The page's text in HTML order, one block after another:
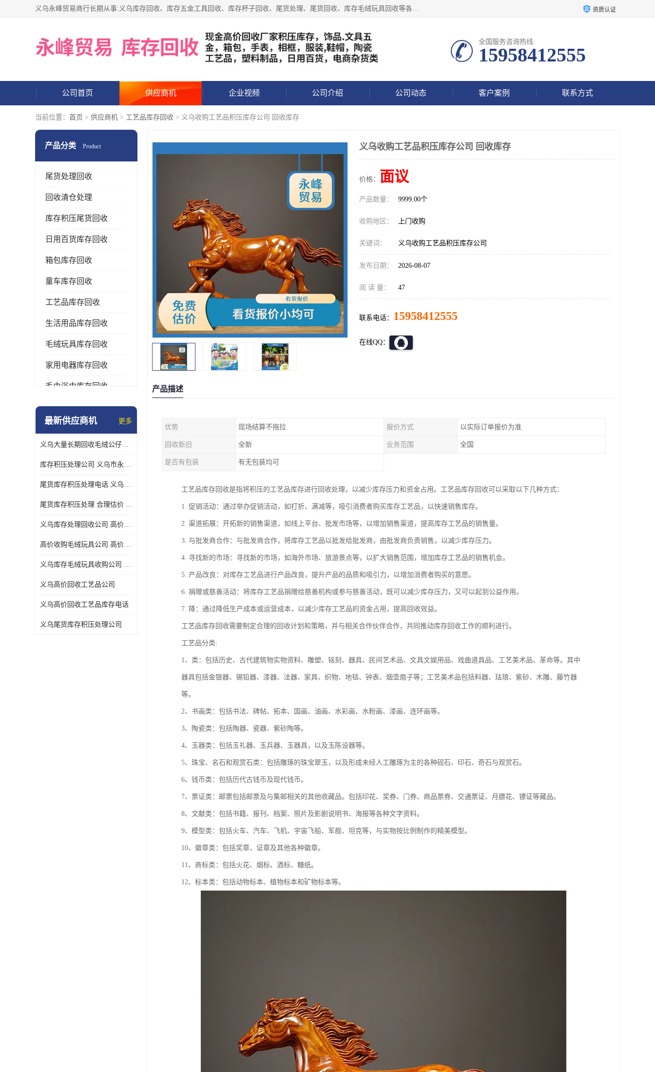
义乌永峰贸易商行长期从事:义乌库存回收、库存五金工具回收、库存杯子回收、尾货处理、尾货回收、库存毛绒玩具回收等各类产品库存回收，我们一直秉承：“，专业收购，价格从优，互惠互利，现金交易，价格公道”七大原则。欢迎有库存处理的老板来电洽谈! 资质认证
全国服务咨询热线:
15958412555
公司首页 供应商机 企业视频 公司介绍 公司动态 客户案例 联系方式
当前位置： 首页 > 供应商机 > 工艺品库存回收 > 义乌收购工艺品积压库存公司 回收库存
产品分类 Product
尾货处理回收
回收清仓处理
库存积压尾货回收
日用百货库存回收
箱包库存回收
童车库存回收
工艺品库存回收
生活用品库存回收
毛绒玩具库存回收
家用电器库存回收
毛巾浴巾库存回收
水杯保温杯库存回收
五金工具库存回收
库存厨具回收
最新供应商机 更多
义乌大量长期回收毛绒公仔公司 高价回收库存积压 高价回收 欢迎电话咨询
库存积压处理公司 义乌市永峰贸易商行
尾货库存积压处理电话 义乌市永峰贸易商行
尾货库存积压处理 合理估价 量大量小均可
义乌库存处理回收公司 高价回收库存积压 大量尾货回收
高价收购毛绒玩具公司 高价回收库存积压 回收库存 二手勿扰
义乌库存毛绒玩具收购公司 高价回收库存积压 义乌市永峰贸易商行
义乌高价回收工艺品公司
义乌高价回收工艺品库存电话
义乌尾货库存积压处理公司
义乌收购工艺品积压库存公司 回收库存
价格： 面议
产品数量： 9999.00个
收购地区： 上门收购
关键词： 义乌收购工艺品积压库存公司
发布日期： 2026-08-07
阅 读 量： 47
联系电话： 15958412555
在线QQ：
产品描述
优势 现场结算不拖拉 报价方式 以实际订单报价为准
回收新旧 全新 业务范围 全国
是否有包装 有无包装均可
工艺品库存回收是指将积压的工艺品库存进行回收处理，以减少库存压力和资金占用。工艺品库存回收可以采取以下几种方式：
1. 促销活动：通过举办促销活动，如打折、满减等，吸引消费者购买库存工艺品，以快速销售库存。
2. 渠道拓展：开拓新的销售渠道，如线上平台、批发市场等，以增加销售渠道，提高库存工艺品的销售量。
3. 与批发商合作：与批发商合作，将库存工艺品以批发给批发商，由批发商负责销售，以减少库存压力。
4. 寻找新的市场：寻找新的市场，如海外市场、旅游景点等，以扩大销售范围，增加库存工艺品的销售机会。
5. 产品改良：对库存工艺品进行产品改良，提升产品的品质和吸引力，以增加消费者购买的意愿。
6. 捐赠或慈善活动：将库存工艺品捐赠给慈善机构或参与慈善活动，既可以减少库存压力，又可以起到公益作用。
7. 降：通过降低生产成本或运营成本，以减少库存工艺品的资金占用，提高回收效益。
工艺品库存回收需要制定合理的回收计划和策略，并与相关合作伙伴合作，共同推动库存回收工作的顺利进行。
工艺品分类:
1、类：包括历史、古代建筑物实物资料、雕塑、铭刻、器具、民间艺术品、文具文娱用品、戏曲道具品、工艺美术品、革命等。其中
器具包括金银器、锡铅器、漆器、法器、家具、织物、地毯、钟表、烟壶扇子等；工艺美术品包括料器、珐琅、紫砂、木雕、藤竹器
等。
2、书画类：包括书法、碑帖、拓本、国画、油画、水彩画、水粉画、漆画、连环画等。
3、陶瓷类：包括陶器、瓷器、紫砂陶等。
4、玉器类：包括玉礼器、玉兵器、玉器具，以及玉陈设器等。
5、珠宝、名石和观赏石类：包括雕琢的珠宝翠玉，以及形成未经人工雕琢为主的各种砚石、印石、奇石与观赏石。
6、钱币类：包括历代古钱币及现代钱币。
7、票证类：邮票包括邮票及与集邮相关的其他收藏品。包括印花、奖券、门券、商品票券、交通票证、月膘花、镖证等藏品。
8、文献类：包括书籍、报刊、档案、照片及影剧说明书、海报等各种文字资料。
9、模型类：包括火车、汽车、飞机、宇宙飞船、军舰、坦克等，与实物按比例制作的精美模型。
10、徽章类：包括奖章、证章及其他各种徽章。
11、商标类：包括火花、烟标、酒标、糖纸。
12、标本类：包括动物标本、植物标本和矿物标本等。